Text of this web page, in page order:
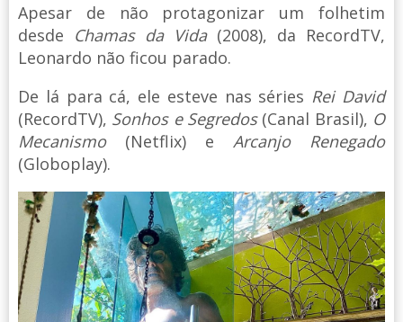
Apesar de não protagonizar um folhetim
desde Chamas da Vida(2008), da RecordTV,
Leonardo não ficou parado.
De lá para cá, ele esteve nas séries Rei David
(RecordTV), Sonhos e Segredos(Canal Brasil), O
Mecanismo(Netflix) e Arcanjo Renegado
(Globoplay).